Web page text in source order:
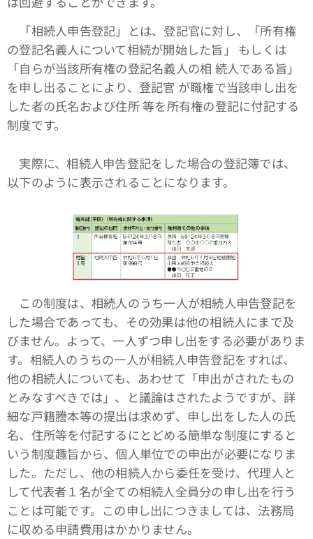
「相続人申告登記」とは、登記官に対し、「所有権
の登記名義人について相続が開始した旨」 もしくは
「自らが当該所有権の登記名義人の相 続人である旨」
を申し出ることにより、登記官 が職権で当該申し出を
した者の氏名および住所 等を所有権の登記に付記する
制度です。
実際に、相続人申告登記をした場合の登記簿では、
以下のように表示されることになります。
この制度は、相続人のうち一人が相続人申告登記を
した場合であっても、その効果は他の相続人にまで及
びません。よって、一人ずつ申し出をする必要がありま
す。相続人のうちの一人が相続人申告登記をすれば、
他の相続人についても、あわせて「申出がされたもの
とみなすべきでは」、と議論はされたようですが、詳
細な戸籍謄本等の提出は求めず、申し出をした人の氏
名、住所等を付記するにとどめる簡単な制度にすると
いう制度趣旨から、個人単位での申出が必要になりま
した。ただし、他の相続人から委任を受け、代理人と
して代表者１名が全ての相続人全員分の申し出を行う
ことは可能です。この申し出につきましては、法務局
に収める申請費用はかかりません。